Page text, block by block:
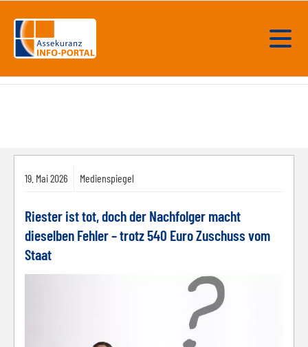
19. Mai2026 Medienspiegel
Riester ist tot, doch der Nachfolger macht
dieselben Fehler – trotz 540 Euro Zuschuss vom
Staat